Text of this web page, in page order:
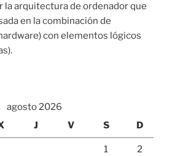
la arquitectura de ordenador que
en la combinación de
con elementos lógicos
agosto 2026
J V S D
1 2